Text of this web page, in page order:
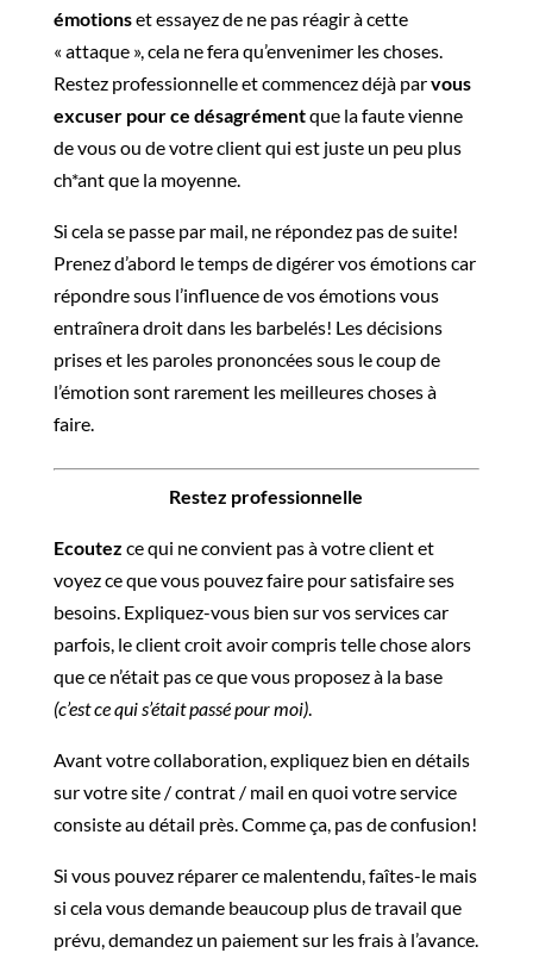
émotionset essayez de ne pas réagir à cette
« attaque », cela ne fera qu’envenimer les choses.
Restez professionnelle et commencez déjà parvous
excuser pour ce désagrémentque la faute vienne
de vous ou de votre client qui est juste un peu plus
ch*ant que la moyenne.
Si cela se passe par mail, ne répondez pas de suite!
Prenez d’abord le temps de digérer vos émotions car
répondre sous l’influence de vos émotions vous
entraînera droit dans les barbelés! Les décisions
prises et les paroles prononcées sous le coup de
l’émotion sont rarement les meilleures choses à
faire.
Restez professionnelle
Ecoutez ce qui ne convient pas à votre client et
voyez ce que vous pouvez faire pour satisfaire ses
besoins. Expliquez-vous bien sur vos services car
parfois, le client croit avoir compris telle chose alors
que ce n’était pas ce que vous proposez à la base
(c’est ce qui s’était passé pour moi).
Avant votre collaboration, expliquez bien en détails
sur votre site / contrat / mail en quoi votre service
consiste au détail près. Comme ça, pas de confusion!
Si vous pouvez réparer ce malentendu, faîtes-le mais
si cela vous demande beaucoup plus de travail que
prévu, demandez un paiement sur les frais à l’avance.